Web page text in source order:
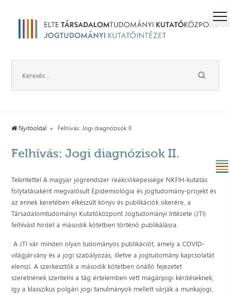
Nyitóoldal Felhívás: Jogi diagnózisok II.
Felhívás: Jogi diagnózisok II.
Tekintettel A magyar jogrendszer reakcióképessége NKFIH-kutatás
folytatásaként megvalósult Epidemiológia és jogtudomány-projekt és
az ennek keretében elkészült könyv és publikációk sikerére, a
Társadalomtudományi Kutatóközpont Jogtudományi Intézete (JTI)
felhívást hirdet a második kötetben történő publikálásra.
A JTI vár minden olyan tudományos publikációt, amely a COVID-
világjárvány és a jogi szabályozás, illetve a jogtudomány kapcsolatát
elemzi. A szerkesztők a második kötetben önálló fejezetet
szeretnének szentelni a tág értelemben vett magánjogi kérdéseknek,
így a klasszikus polgári jogi tanulmányok mellett várják a munkajogi,